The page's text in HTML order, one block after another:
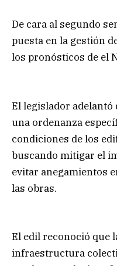
De cara al segundo
puesta en la gestión
los pronósticos de el
El legislador adelantó
una ordenanza
condiciones de los
buscando mitigar el
evitar anegamientos
las obras.
El edil reconoció que
infraestructura